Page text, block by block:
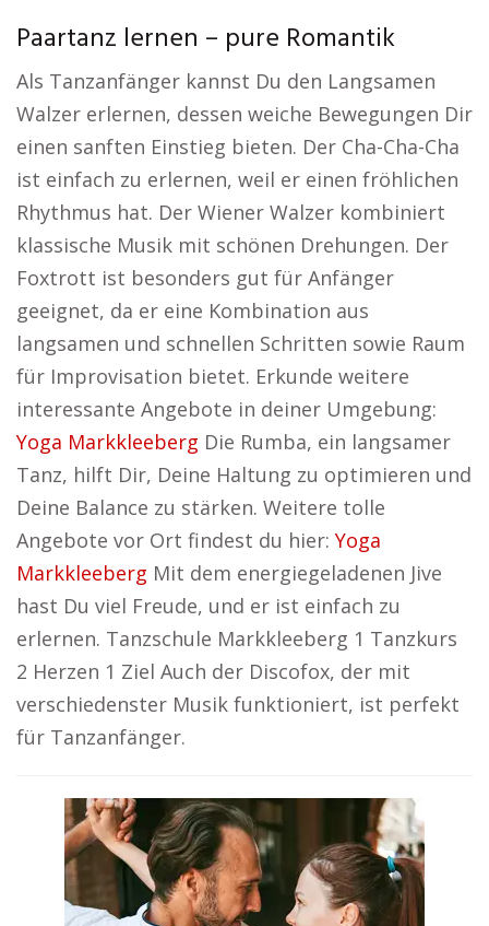
Paartanz lernen – pure Romantik
Als Tanzanfänger kannst Du den Langsamen
Walzer erlernen, dessen weiche Bewegungen Dir
einen sanften Einstieg bieten. Der Cha-Cha-Cha
ist einfach zu erlernen, weil er einen fröhlichen
Rhythmus hat. Der Wiener Walzer kombiniert
klassische Musik mit schönen Drehungen. Der
Foxtrott ist besonders gut für Anfänger
geeignet, da er eine Kombination aus
langsamen und schnellen Schritten sowie Raum
für Improvisation bietet. Erkunde weitere
interessante Angebote in deiner Umgebung:
Yoga Markkleeberg Die Rumba, ein langsamer
Tanz, hilft Dir, Deine Haltung zu optimieren und
Deine Balance zu stärken. Weitere tolle
Angebote vor Ort findest du hier: Yoga
Markkleeberg Mit dem energiegeladenen Jive
hast Du viel Freude, und er ist einfach zu
erlernen. Tanzschule Markkleeberg 1 Tanzkurs
2 Herzen 1 Ziel Auch der Discofox, der mit
verschiedenster Musik funktioniert, ist perfekt
für Tanzanfänger.